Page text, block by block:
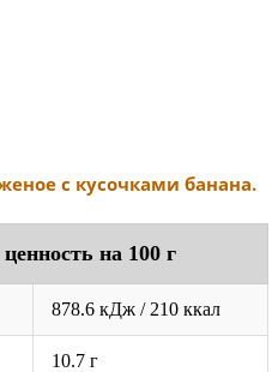
с кусочками банана.
на 100 г
878.6 кДж / 210 ккал
10.7 г